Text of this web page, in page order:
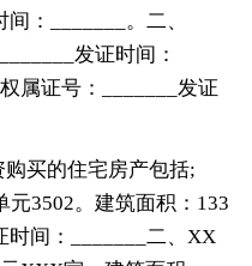
：_______。二、
发证时间：
属证号：_______发证
买的住宅房产包括;
3502。建筑面积：133
时间：_______二、XX